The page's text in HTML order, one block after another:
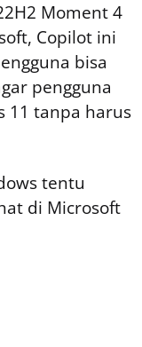
Moment 4
Copilot ini
bisa
pengguna
11 tanpa harus
tentu
di Microsoft